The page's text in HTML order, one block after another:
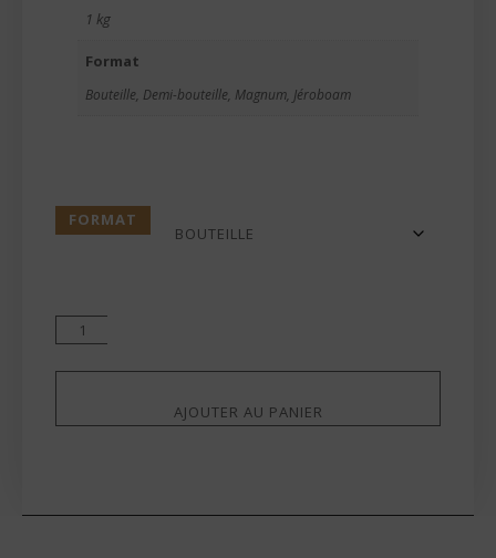
1 kg
Format
Bouteille, Demi-bouteille, Magnum, Jéroboam
FORMAT
AJOUTER AU PANIER